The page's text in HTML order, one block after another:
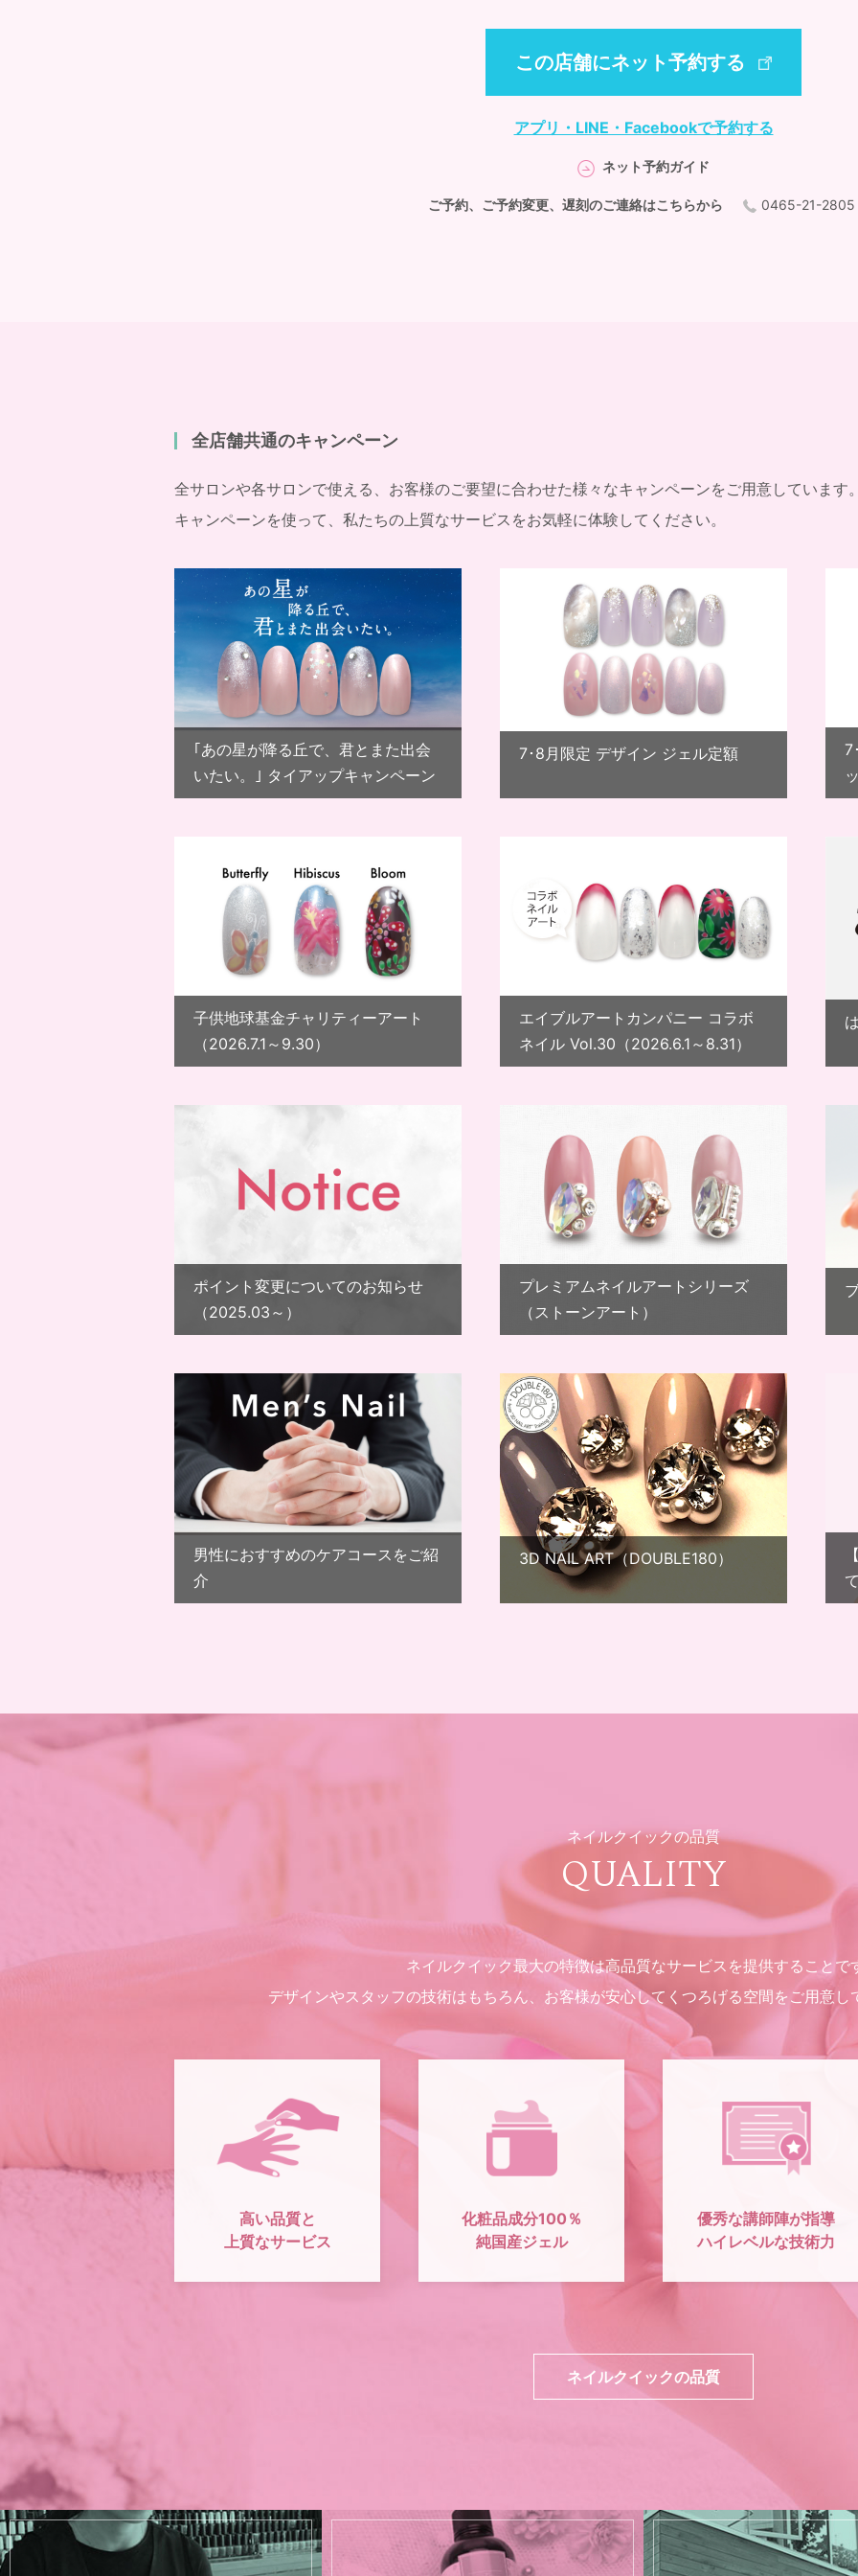
この店舗にネット予約する
アプリ・LINE・Facebookで予約する
ネット予約ガイド
ご予約、ご予約変更、遅刻のご連絡はこちらから 0465-21-2805
全店舗共通のキャンペーン
全サロンや各サロンで使える、お客様のご要望に合わせた様々なキャンペーンをご用意しています
キャンペーンを使って、私たちの上質なサービスをお気軽に体験してください。
｢あの星が降る丘で、君とまた出会
いたい。｣ タイアップキャンペーン
7･8月限定 デザイン ジェル定額
7
子供地球基金チャリティーアート
（2026.7.1～9.30）
エイブルアートカンパニー コラボ
ネイル Vol.30（2026.6.1～8.31）
ポイント変更についてのお知らせ
（2025.03～）
プレミアムネイルアートシリーズ
（ストーンアート）
男性におすすめのケアコースをご紹
介
3D NAIL ART（DOUBLE180）
ネイルクイックの品質
QUALITY
ネイルクイック最大の特徴は高品質なサービスを提供することで
デザインやスタッフの技術はもちろん、お客様が安心してくつろげる空間をご用意し
高い品質と
上質なサービス
化粧品成分100％
純国産ジェル
優秀な講師陣が指導
ハイレベルな技術力
ネイルクイックの品質